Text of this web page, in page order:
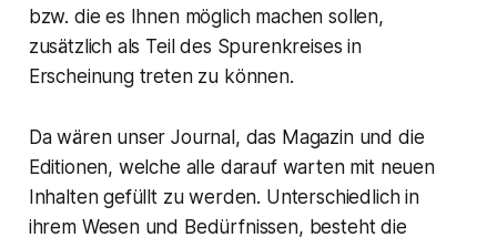
bzw. die es Ihnen möglich machen sollen,
zusätzlich als Teil des Spurenkreises in
Erscheinung treten zu können.
Da wären unser Journal, das Magazin und die
Editionen, welche alle darauf warten mit neuen
Inhalten gefüllt zu werden. Unterschiedlich in
ihrem Wesen und Bedürfnissen, besteht die